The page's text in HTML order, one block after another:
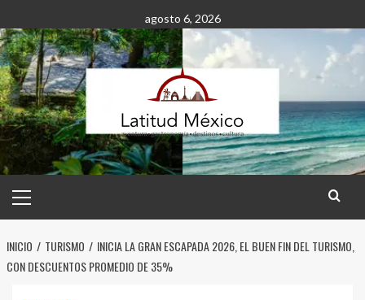
al
contenido
agosto 6, 2026
principal
INICIO TURISMO
INICIA LA GRAN ESCAPADA 2026, EL BUEN FIN DEL TURISMO,
CON DESCUENTOS PROMEDIO DE 35%